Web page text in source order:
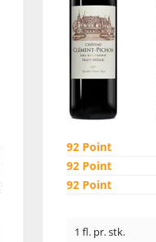
92 Point
92 Point
92 Point
1 fl. pr. stk.